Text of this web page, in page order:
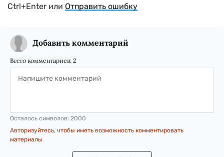
Ctrl+Enter или Отправить ошибку
Добавить комментарий
Всего комментариев: 2
Осталось символов: 2000
Авторизуйтесь, чтобы иметь возможность комментировать
материалы